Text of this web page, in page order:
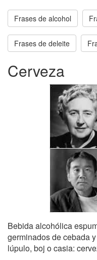
Frases de alcohol
Frases de deleite
Cerveza
Bebida alcohólica
germinados de cebada
lúpulo, boj o casia: